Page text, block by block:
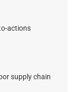
actions
supply chain